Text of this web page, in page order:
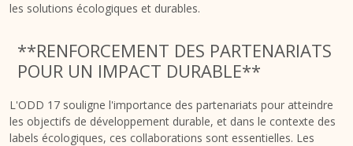
les solutions écologiques et durables.
**RENFORCEMENT DES PARTENARIATS
POUR UN IMPACT DURABLE**
L'ODD 17 souligne l'importance des partenariats pour atteindre
les objectifs de développement durable, et dans le contexte des
labels écologiques, ces collaborations sont essentielles. Les